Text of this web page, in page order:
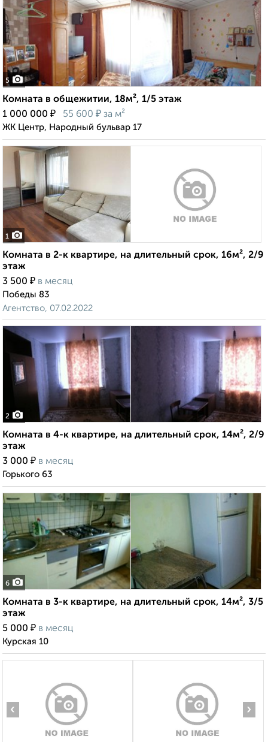
5
Комната в общежитии, 18м², 1/5 этаж
1 000 000 ₽ 55 600 ₽ за м²
ЖК Центр, Народный бульвар 17
1
Комната в 2-к квартире, на длительный срок, 16м², 2/9
этаж
3 500 ₽ в месяц
Победы 83
Агентство, 07.02.2022
2
Комната в 4-к квартире, на длительный срок, 14м², 2/9
этаж
3 000 ₽ в месяц
Горького 63
6
Комната в 3-к квартире, на длительный срок, 14м², 3/5
этаж
5 000 ₽ в месяц
Курская 10
‹ ›